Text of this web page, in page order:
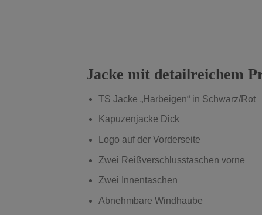
Jacke mit detailreichem
TS Jacke „Harbeigen“ in
Kapuzenjacke Dick
Logo auf der Vorderseite
Zwei Reißverschlusstaschen vorne
Zwei Innentaschen
Abnehmbare Windhaube